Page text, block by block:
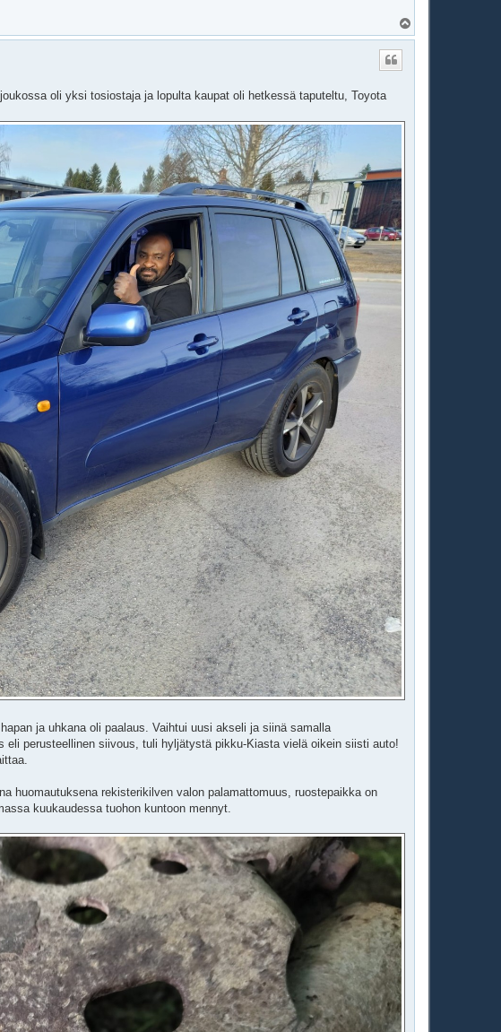
l
oli yksi tosiostaja ja lopulta kaupat oli hetkessä taputeltu, Toyota
ja uhkana oli paalaus. Vaihtui uusi akseli ja siinä samalla
perusteellinen siivous, tuli hyljätystä pikku-Kiasta vielä oikein siisti auto!
huomautuksena rekisterikilven valon palamattomuus, ruostepaikka on
kuukaudessa tuohon kuntoon mennyt.